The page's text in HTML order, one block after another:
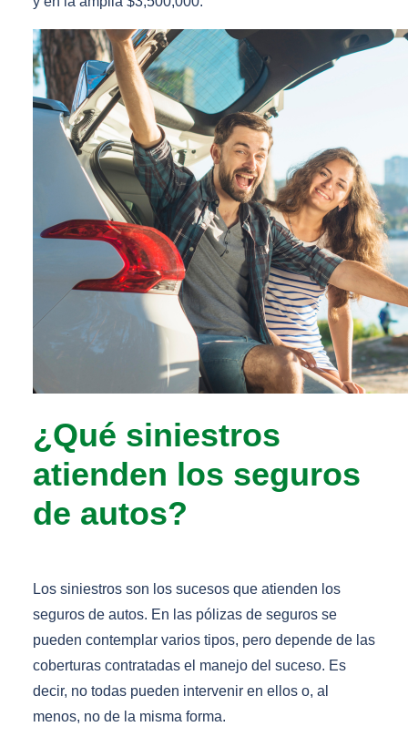
¿Qué siniestros
atienden los seguros
de autos?
Los siniestros son los sucesos que atienden los
seguros de autos. En las pólizas de seguros se
pueden contemplar varios tipos, pero depende de las
coberturas contratadas el manejo del suceso. Es
decir, no todas pueden intervenir en ellos o, al
menos, no de la misma forma.